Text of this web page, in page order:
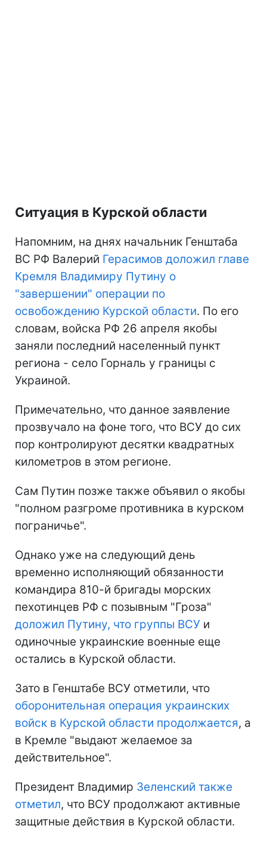
Ситуация в Курской области
Напомним, на днях начальник Генштаба
ВС РФ Валерий Герасимов доложил главе
Кремля Владимиру Путину о
"завершении" операции по
освобождению Курской области. По его
словам, войска РФ 26 апреля якобы
заняли последний населенный пункт
региона - село Горналь у границы с
Украиной.
Примечательно, что данное заявление
прозвучало на фоне того, что ВСУ до сих
пор контролируют десятки квадратных
километров в этом регионе.
Сам Путин позже также объявил о якобы
"полном разгроме противника в курском
пограничье".
Однако уже на следующий день
временно исполняющий обязанности
командира 810-й бригады морских
пехотинцев РФ с позывным "Гроза"
доложил Путину, что группы ВСУ и
одиночные украинские военные еще
остались в Курской области.
Зато в Генштабе ВСУ отметили, что
оборонительная операция украинских
войск в Курской области продолжается, а
в Кремле "выдают желаемое за
действительное".
Президент Владимир Зеленский также
отметил, что ВСУ продолжают активные
защитные действия в Курской области.